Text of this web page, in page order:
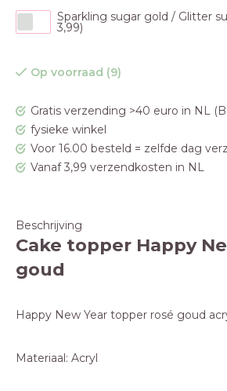
Sparkling sugar gold / Glitter
3,99)
Op voorraad (9)
Gratis verzending >40 euro in NL
fysieke winkel
Voor 16.00 besteld = zelfde dag
Vanaf 3,99 verzendkosten in NL
Beschrijving
Cake topper Happy
goud
Happy New Year topper rosé goud
Materiaal: Acryl